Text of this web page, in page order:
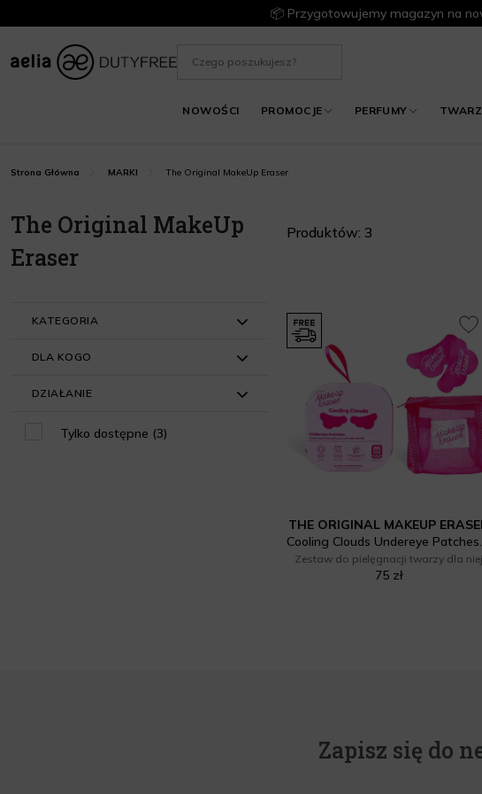
📦 Przygotowujemy magazyn na
NOWOŚCI PROMOCJE PERFUMY TWARZ
Strona Główna MARKI The Original MakeUp Eraser
The Original MakeUp
Eraser
KATEGORIA
Zestaw do pielęgnacji twarzy (1)
Zestawy do pielęgnacji twarzy
DLA KOGO
Dla Niej (3)
DZIAŁANIE
Łagodzące (1)
Tylko dostępne (3)
Produktów: 3
THE ORIGINAL MAKEUP
Cooling
Zestaw do pielęgnacji twarzy dla niej
75 zł
Zapisz się do